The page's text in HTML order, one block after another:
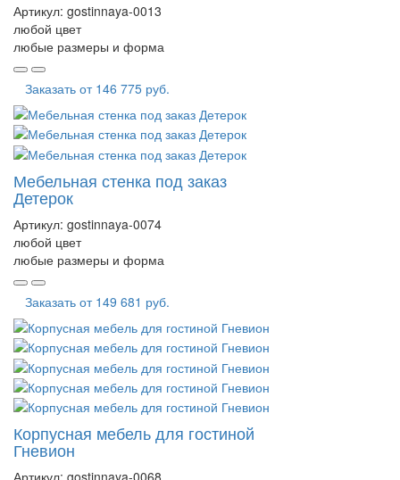
Артикул: gostinnaya-0013
любой цвет
любые размеры и форма
Заказать от 146 775 руб.
Мебельная стенка под заказ
Детерок
Артикул: gostinnaya-0074
любой цвет
любые размеры и форма
Заказать от 149 681 руб.
Корпусная мебель для гостиной
Гневион